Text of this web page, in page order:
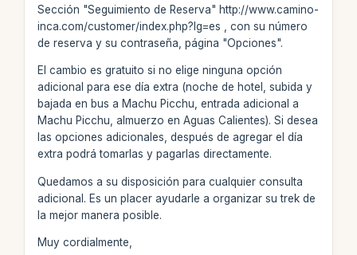
Sección "Seguimiento de Reserva" http://www.camino-
inca.com/customer/index.php?lg=es , con su número
de reserva y su contraseña, página "Opciones".
El cambio es gratuito si no elige ninguna opción
adicional para ese día extra (noche de hotel, subida y
bajada en bus a Machu Picchu, entrada adicional a
Machu Picchu, almuerzo en Aguas Calientes). Si desea
las opciones adicionales, después de agregar el día
extra podrá tomarlas y pagarlas directamente.
Quedamos a su disposición para cualquier consulta
adicional. Es un placer ayudarle a organizar su trek de
la mejor manera posible.
Muy cordialmente,